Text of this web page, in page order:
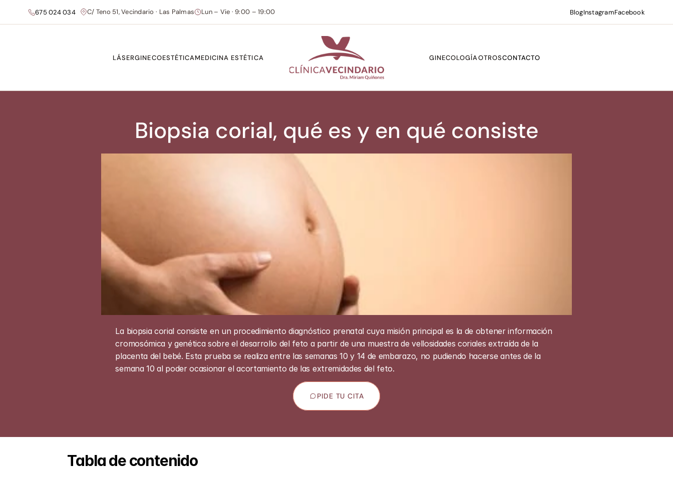
675 024 034 C/ Teno 51, Vecindario · Las Palmas Lun – Vie · 9:00 – 19:00 BlogInstagramFacebook
LÁSERGINECOESTÉTICAMEDICINA ESTÉTICA GINECOLOGÍAOTROSCONTACTO
Biopsia corial, qué es y en qué consiste
La biopsia corial consiste en un procedimiento diagnóstico prenatal cuya misión principal es la de obtener información
cromosómica y genética sobre el desarrollo del feto a partir de una muestra de vellosidades coriales extraída de la
placenta del bebé. Esta prueba se realiza entre las semanas 10 y 14 de embarazo, no pudiendo hacerse antes de la
semana 10 al poder ocasionar el acortamiento de las extremidades del feto.
PIDE TU CITA
Tabla de contenido